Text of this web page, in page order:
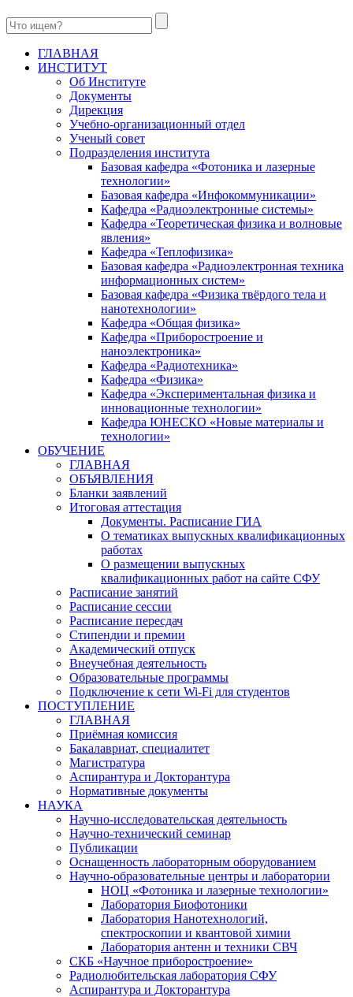
ГЛАВНАЯ
ИНСТИТУТ
Об Институте
Документы
Дирекция
Учебно-организационный отдел
Ученый совет
Подразделения института
Базовая кафедра «Фотоника и лазерные
технологии»
Базовая кафедра «Инфокоммуникации»
Кафедра «Радиоэлектронные системы»
Кафедра «Теоретическая физика и волновые
явления»
Кафедра «Теплофизика»
Базовая кафедра «Радиоэлектронная техника
информационных систем»
Базовая кафедра «Физика твёрдого тела и
нанотехнологии»
Кафедра «Общая физика»
Кафедра «Приборостроение и
наноэлектроника»
Кафедра «Радиотехника»
Кафедра «Физика»
Кафедра «Экспериментальная физика и
инновационные технологии»
Кафедра ЮНЕСКО «Новые материалы и
технологии»
ОБУЧЕНИЕ
ГЛАВНАЯ
ОБЪЯВЛЕНИЯ
Бланки заявлений
Итоговая аттестация
Документы. Расписание ГИА
О тематиках выпускных квалификационных
работах
О размещении выпускных
квалификационных работ на сайте СФУ
Расписание занятий
Расписание сессии
Расписание пересдач
Стипендии и премии
Академический отпуск
Внеучебная деятельность
Образовательные программы
Подключение к сети Wi-Fi для студентов
ПОСТУПЛЕНИЕ
ГЛАВНАЯ
Приёмная комиссия
Бакалавриат, специалитет
Магистратура
Аспирантура и Докторантура
Нормативные документы
НАУКА
Научно-исследовательская деятельность
Научно-технический семинар
Публикации
Оснащенность лабораторным оборудованием
Научно-образовательные центры и лаборатории
НОЦ «Фотоника и лазерные технологии»
Лаборатория Биофотоники
Лаборатория Нанотехнологий,
спектроскопии и квантовой химии
Лаборатория антенн и техники СВЧ
СКБ «Научное приборостроение»
Радиолюбительская лаборатория СФУ
Аспирантура и Докторантура